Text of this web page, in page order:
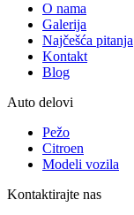
O nama
Galerija
Najčešća pitanja
Kontakt
Blog
Auto delovi
Pežo
Citroen
Modeli vozila
Kontaktirajte nas